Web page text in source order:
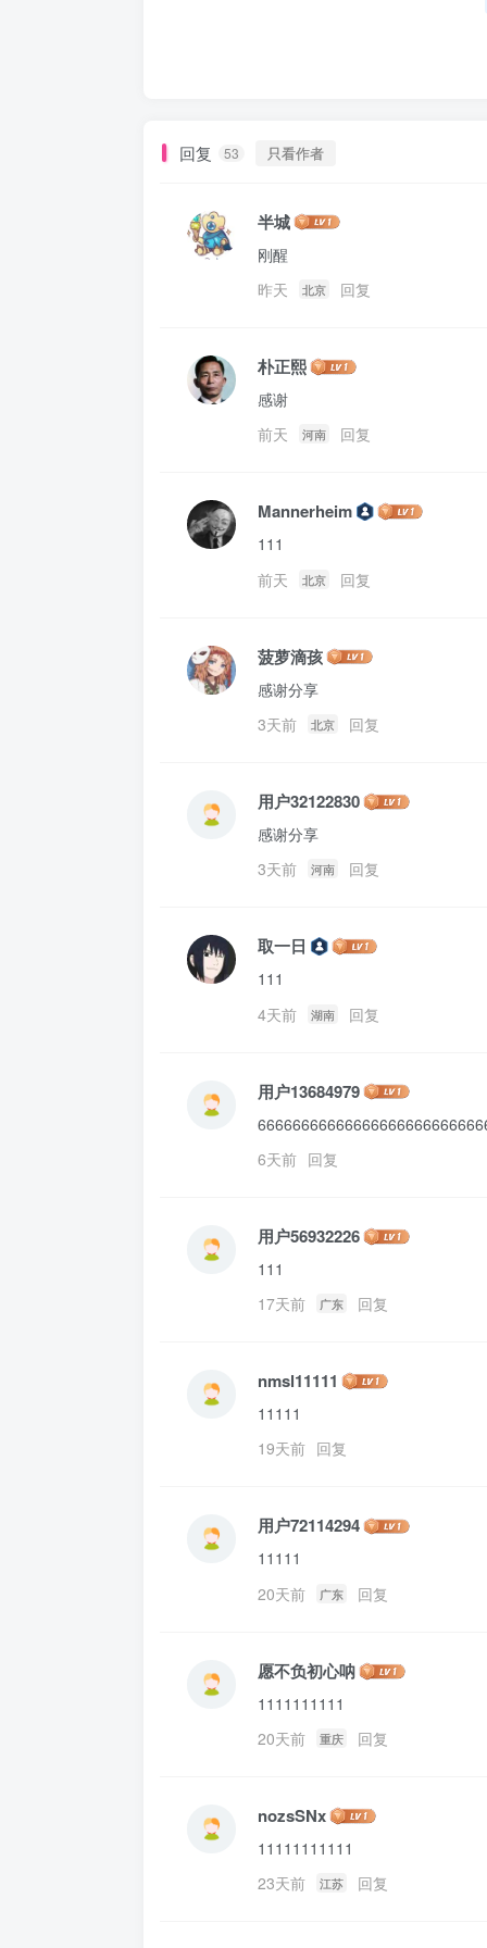
回复 53 只看作者
半城
刚醒
昨天
北京 回复
朴正熙
感谢
前天
河南 回复
Mannerheim
111
前天
北京 回复
菠萝滴孩
感谢分享
3天前
北京 回复
用户32122830
感谢分享
3天前
河南 回复
取一日
111
4天前
湖南 回复
用户13684979
6天前 回复
用户56932226
111
17天前
广东 回复
nmsl11111
11111
19天前 回复
用户72114294
11111
20天前
广东 回复
愿不负初心呐
1111111111
20天前
重庆 回复
nozsSNx
11111111111
23天前
江苏 回复